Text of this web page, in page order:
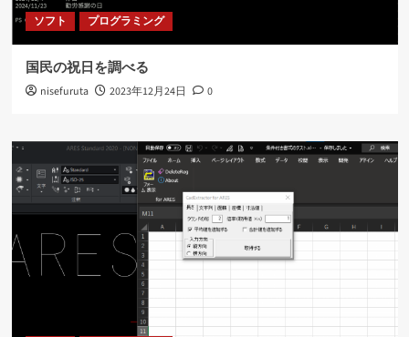
ソフト プログラミング
国民の祝日を調べる
nisefuruta 2023年12月24日 0